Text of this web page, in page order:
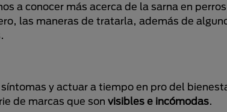
a conocer más acerca de la sarna en
las maneras de tratarla, además de
y actuar a tiempo en pro del
de marcas que son visibles e incómodas.